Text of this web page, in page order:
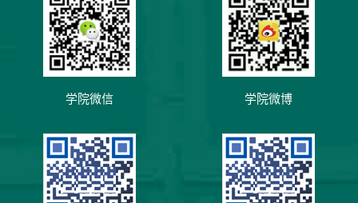
学院微信 学院微博